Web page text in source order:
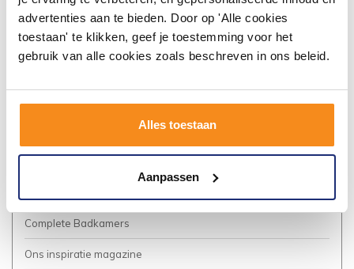
advertenties aan te bieden. Door op 'Alle cookies
toestaan' te klikken, geef je toestemming voor het
gebruik van alle cookies zoals beschreven in ons beleid.
Alles toestaan
Aanpassen
Algemene voorwaarden
Vacatures
Complete Badkamers
Ons inspiratie magazine